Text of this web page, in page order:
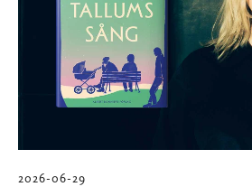
2026-06-29